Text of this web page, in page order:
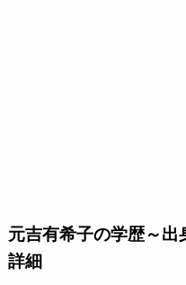
元吉有希子の学歴～
詳細